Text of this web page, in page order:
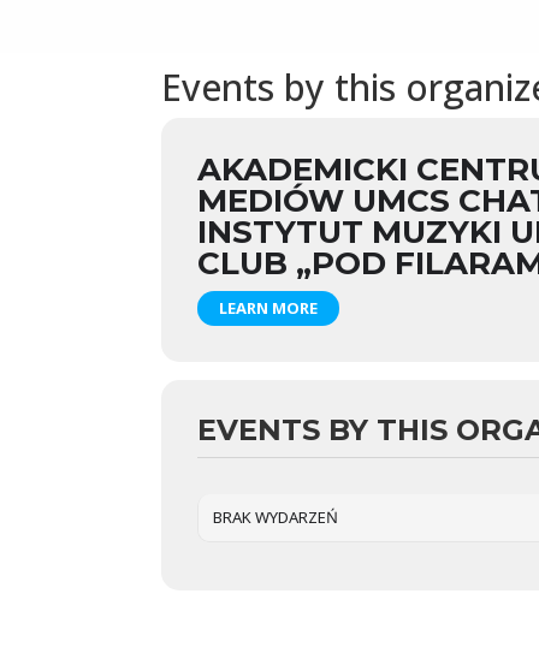
Events by this
AKADEMICKI
MEDIÓW UMCS
INSTYTUT MUZYKI
CLUB „POD
LEARN MORE
EVENTS BY THIS
BRAK WYDARZEŃ